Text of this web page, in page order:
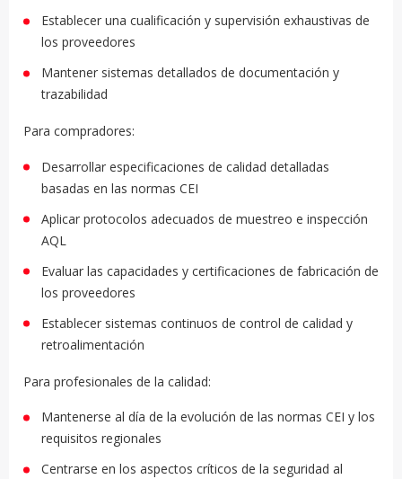
Establecer una cualificación y supervisión exhaustivas de
los proveedores
Mantener sistemas detallados de documentación y
trazabilidad
Para compradores:
Desarrollar especificaciones de calidad detalladas
basadas en las normas CEI
Aplicar protocolos adecuados de muestreo e inspección
AQL
Evaluar las capacidades y certificaciones de fabricación de
los proveedores
Establecer sistemas continuos de control de calidad y
retroalimentación
Para profesionales de la calidad:
Mantenerse al día de la evolución de las normas CEI y los
requisitos regionales
Centrarse en los aspectos críticos de la seguridad al